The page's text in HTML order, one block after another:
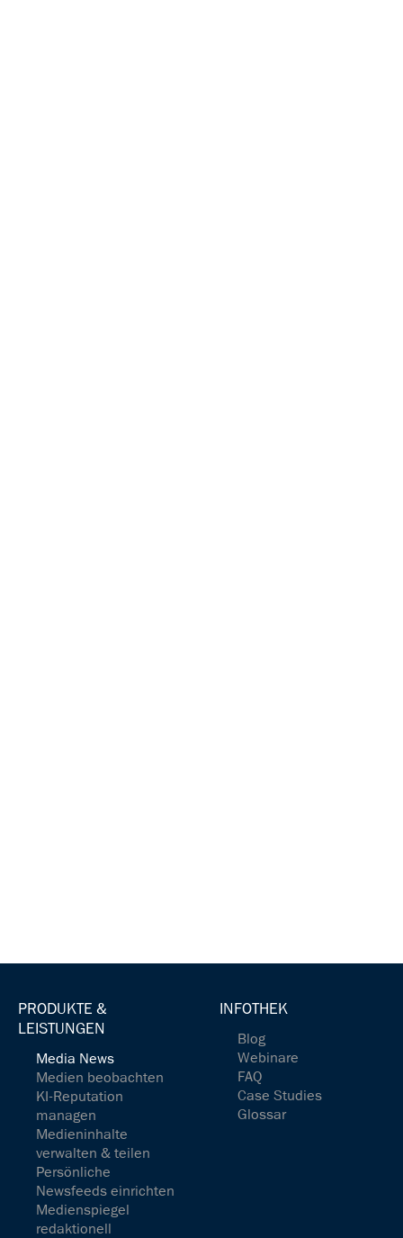
PRODUKTE &
LEISTUNGEN
Media News
Medien beobachten
KI-Reputation
managen
Medieninhalte
verwalten & teilen
Persönliche
Newsfeeds einrichten
Medienspiegel
redaktionell
INFOTHEK
Blog
Webinare
FAQ
Case Studies
Glossar